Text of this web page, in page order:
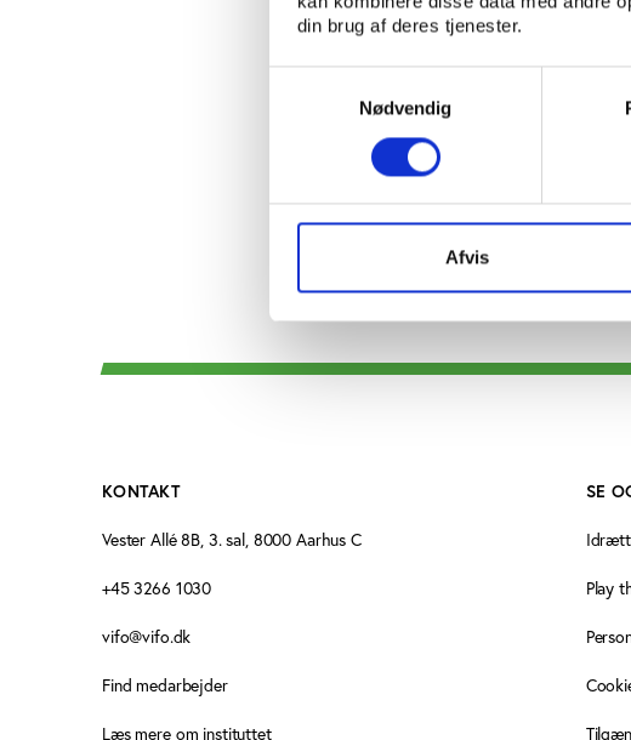
din brug af deres tjenester.
Nødvendig
Afvis
Artikler
Udgivelser
KONTAKT
Vester Allé 8B, 3. sal, 8000 Aarhus C
+45 3266 1030
vifo@vifo.dk
Find medarbejder
Læs mere om instituttet
SE
Play